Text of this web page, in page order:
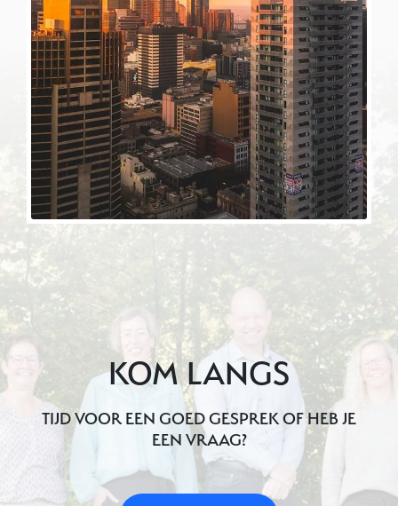
KOM LANGS
TIJD VOOR EEN GOED GESPREK OF HEB JE
EEN VRAAG?